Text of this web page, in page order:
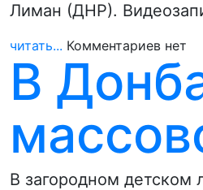
Лиман (ДНР).
читать... Комментариев нет
В
В загородном детском